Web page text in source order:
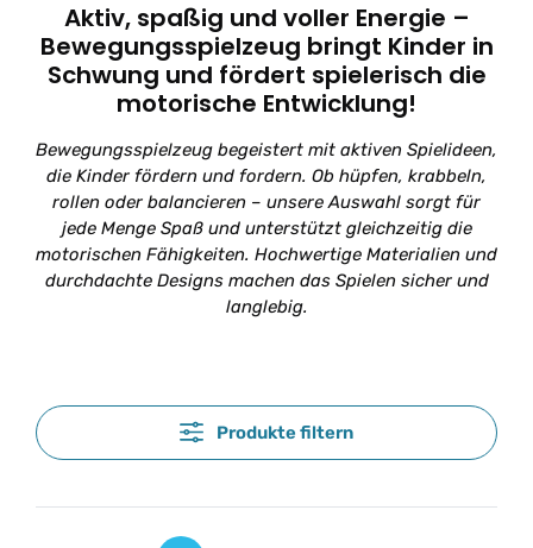
Aktiv, spaßig und voller Energie –
Bewegungsspielzeug bringt Kinder in
Schwung und fördert spielerisch die
motorische Entwicklung!
Bewegungsspielzeug begeistert mit aktiven Spielideen,
die Kinder fördern und fordern. Ob hüpfen, krabbeln,
rollen oder balancieren – unsere Auswahl sorgt für
jede Menge Spaß und unterstützt gleichzeitig die
motorischen Fähigkeiten. Hochwertige Materialien und
durchdachte Designs machen das Spielen sicher und
langlebig.
Produkte filtern